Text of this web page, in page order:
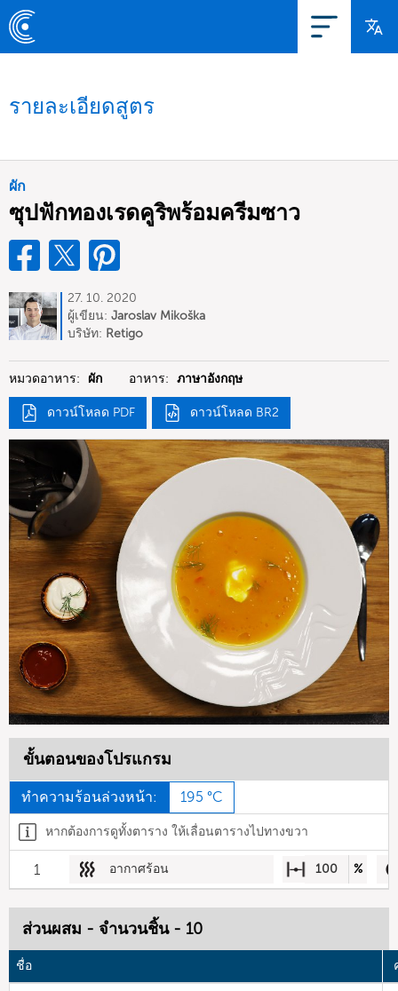
รายละเอียดสูตร
ผัก
ซุปฟักทองเรดคูริพร้อมครีมซาว
27. 10. 2020
ผู้เขียน: Jaroslav Mikoška
บริษัท: Retigo
หมวดอาหาร: ผัก อาหาร: ภาษาอังกฤษ
ดาวน์โหลด PDF ดาวน์โหลด BR2
ขั้นตอนของโปรแกรม
ทำความร้อนล่วงหน้า: 195 °C
หากต้องการดูทั้งตาราง ให้เลื่อนตารางไปทางขวา
1 อากาศร้อน 100 %
ส่วนผสม - จำนวนชิ้น - 10
ชื่อ